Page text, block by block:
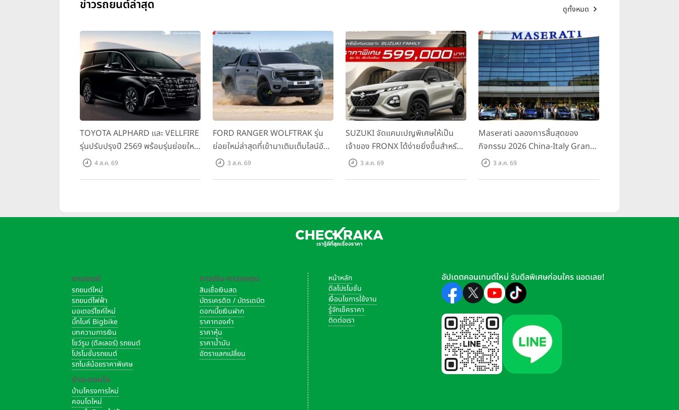
ข่าวรถยนต์ล่าสุด ดูทั้งหมด
TOYOTA ALPHARD และ VELLFIRE
รุ่นปรับปรุงปี 2569 พร้อมรุ่นย่อยใหม่
HEV SMART ราคาเริ่มต้น 3.59 ลบ.
4 ส.ค. 69
FORD RANGER WOLFTRAK รุ่น
ย่อยใหม่ล่าสุดที่เข้ามาเติมเต็มไลน์อัป
พร้อมตอบโจทย์ทุกการผจญภัยด้วย
3 ส.ค. 69
SUZUKI จัดแคมเปญพิเศษให้เป็น
เจ้าของ FRONX ได้ง่ายยิ่งขึ้นสำหรับ
รุ่น GL ราคาพิเศษเริ่มต้น 5.99 แสน
3 ส.ค. 69
Maserati ฉลองการสิ้นสุดของ
กิจกรรม 2026 China-Italy Grand
Tour ณ สำนักงานใหญ่ เมืองโมเดนา
3 ส.ค. 69
ยานยนต์
รถยนต์ใหม่
รถยนต์ไฟฟ้า
มอเตอร์ไซค์ใหม่
บิ๊กไบค์ Bigbike
บทความการเงิน
โชว์รูม (ดีลเลอร์) รถยนต์
โปรโมชั่นรถยนต์
รถไมล์น้อยราคาพิเศษ
บ้าน-คอนโด
บ้านโครงการใหม่
คอนโดใหม่
การเงิน-การลงทุน
สินเชื่อเงินสด
บัตรเครดิต / บัตรเดบิต
ดอกเบี้ยเงินฝาก
ราคาทองคำ
ราคาหุ้น
ราคาน้ำมัน
อัตราแลกเปลี่ยน
หน้าหลัก
ดีลโปรโมชั่น
เงื่อนไขการใช้งาน
รู้จักเช็คราคา
ติดต่อเรา
อัปเดตคอนเทนต์ใหม่ รับดีลพิเศษก่อนใคร แอดเลย!